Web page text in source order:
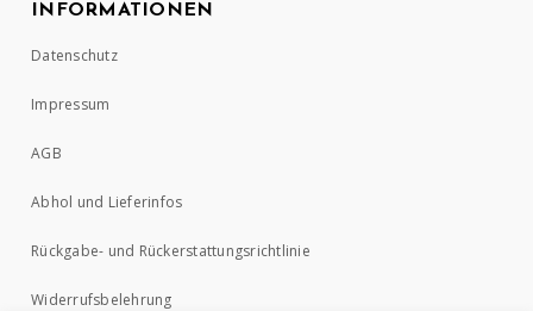
INFORMATIONEN
Datenschutz
Impressum
AGB
Abhol und Lieferinfos
Rückgabe- und Rückerstattungsrichtlinie
Widerrufsbelehrung